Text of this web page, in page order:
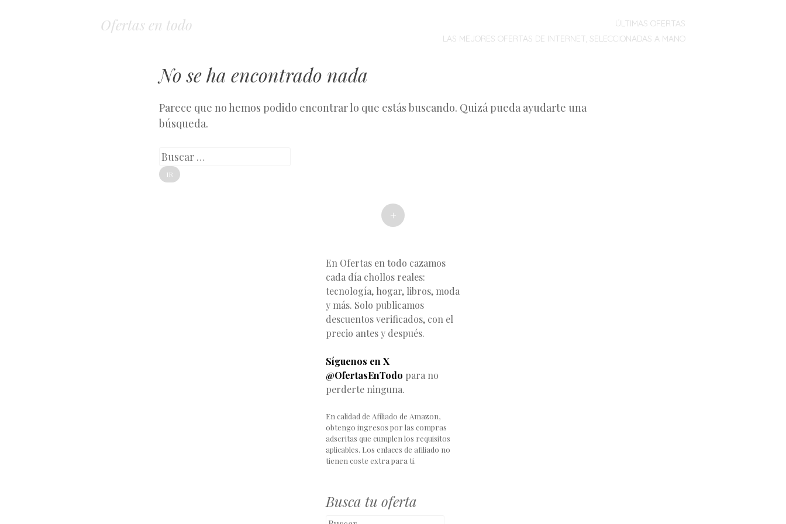
Ofertas en todo
ÚLTIMAS OFERTAS
LAS MEJORES OFERTAS DE INTERNET, SELECCIONADAS A MANO
No se ha encontrado nada
Parece que no hemos podido encontrar lo que estás buscando. Quizá pueda ayudarte una
búsqueda.
Buscar
+
En Ofertas en todo cazamos
cada día chollos reales:
tecnología, hogar, libros, moda
y más. Solo publicamos
descuentos verificados, con el
precio antes y después.
Síguenos en X
@OfertasEnTodo para no
perderte ninguna.
En calidad de Afiliado de Amazon,
obtengo ingresos por las compras
adscritas que cumplen los requisitos
aplicables. Los enlaces de afiliado no
tienen coste extra para ti.
Busca tu oferta
Buscar